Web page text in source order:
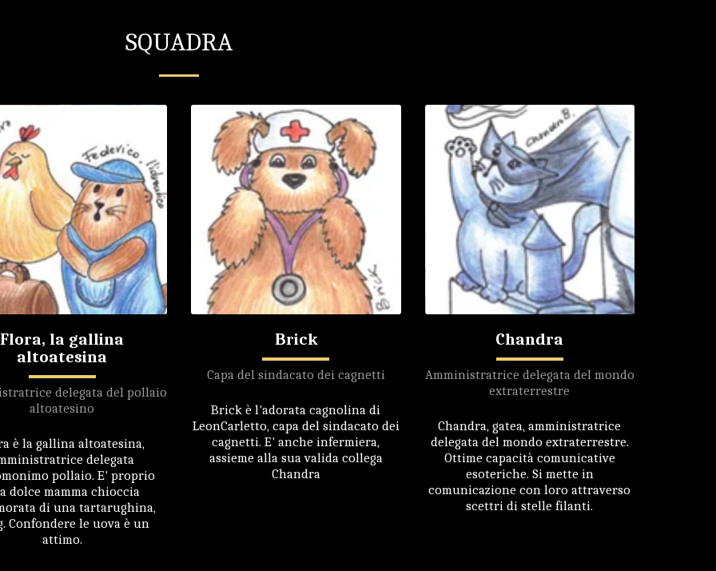
SQUADRA
Flora, la gallina
altoatesina
delegata del pollaio
altoatesino
è la gallina altoatesina,
delegata
pollaio. E' proprio
dolce mamma chioccia
di una tartarughina,
Confondere le uova è un
attimo.
Brick
Capa del sindacato dei cagnetti
Brick è l'adorata cagnolina di
LeonCarletto, capa del sindacato dei
cagnetti. E' anche infermiera,
assieme alla sua valida collega
Chandra
Chandra
Amministratrice delegata del mondo
extraterrestre
Chandra, gatea, amministratrice
delegata del mondo extraterrestre.
Ottime capacità comunicative
esoteriche. Si mette in
comunicazione con loro attraverso
scettri di stelle filanti.